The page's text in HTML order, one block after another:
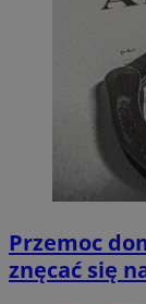
Przemoc
znęcać się